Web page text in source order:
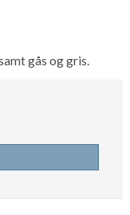
gås og gris.